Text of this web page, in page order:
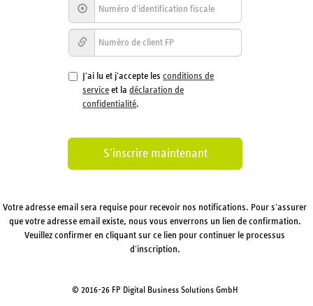
J'ai lu et j'accepte lesconditions de
service et ladéclaration de
confidentialité.
Votre adresse email sera requise pour recevoir nos notifications. Pour s'assurer
que votre adresse email existe, nous vous enverrons un lien de confirmation.
Veuillez confirmer en cliquant sur ce lien pour continuer le processus
d'inscription.
© 2016-26 FP Digital Business Solutions GmbH